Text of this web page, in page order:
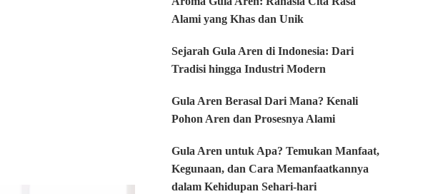
Alami yang Khas dan Unik
Sejarah Gula Aren di Indonesia: Dari
Tradisi hingga Industri Modern
Gula Aren Berasal Dari Mana? Kenali
Pohon Aren dan Prosesnya Alami
Gula Aren untuk Apa? Temukan Manfaat,
Kegunaan, dan Cara Memanfaatkannya
dalam Kehidupan Sehari-hari